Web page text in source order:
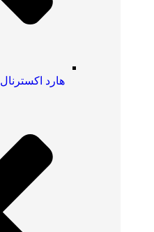
هارد اکسترنال